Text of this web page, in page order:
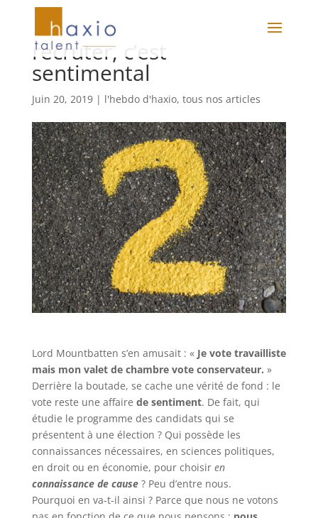
recruter, c’est
sentimental
Juin 20, 2019| l'hebdo d'haxio, tous nos articles
Lord Mountbatten s’en amusait : « Je vote travailliste
mais mon valet de chambre vote conservateur. »
Derrière la boutade, se cache une vérité de fond : le
vote reste une affaire de sentiment. De fait, qui
étudie le programme des candidats qui se
présentent à une élection ? Qui possède les
connaissances nécessaires, en sciences politiques,
en droit ou en économie, pour choisir en
connaissance de cause ? Peu d’entre nous.
Pourquoi en va-t-il ainsi ? Parce que nous ne votons